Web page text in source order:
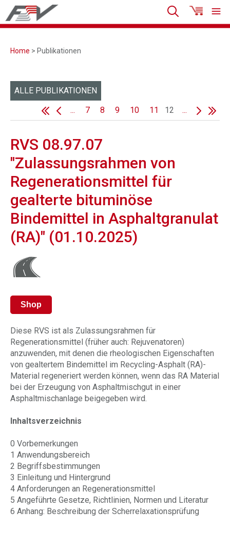
Home > Publikationen
ALLE PUBLIKATIONEN
...
7 8 9 10 11 12 ...
RVS 08.97.07
"Zulassungsrahmen von
Regenerationsmittel für
gealterte bituminöse
Bindemittel in Asphaltgranulat
(RA)" (01.10.2025)
Shop
Diese RVS ist als Zulassungsrahmen für
Regenerationsmittel (früher auch: Rejuvenatoren)
anzuwenden, mit denen die rheologischen Eigenschaften
von gealtertem Bindemittel im Recycling-Asphalt (RA)-
Material regeneriert werden können, wenn das RA Material
bei der Erzeugung von Asphaltmischgut in einer
Asphaltmischanlage beigegeben wird.
Inhaltsverzeichnis
0 Vorbemerkungen
1 Anwendungsbereich
2 Begriffsbestimmungen
3 Einleitung und Hintergrund
4 Anforderungen an Regenerationsmittel
5 Angeführte Gesetze, Richtlinien, Normen und Literatur
6 Anhang: Beschreibung der Scherrelaxationsprüfung